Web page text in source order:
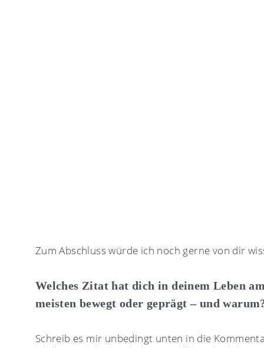
Zum Abschluss würde ich noch gerne von dir
Welches Zitat hat dich in deinem Leben
meisten bewegt oder geprägt – und
Schreib es mir unbedingt unten in die